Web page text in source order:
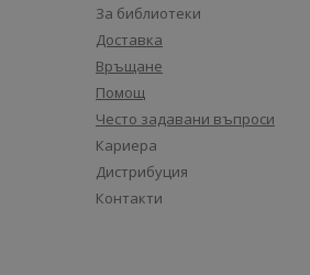
За библиотеки
Доставка
Връщане
Помощ
Често задавани въпроси
Кариера
Дистрибуция
Контакти